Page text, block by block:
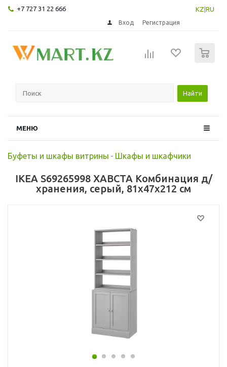
+7 727 31 22 666 KZ RU
Вход Регистрация
Найти
МЕНЮ
Буфеты и шкафы витрины - Шкафы и шкафчики
IKEA S69265998 ХАВСТА Комбинация д/
хранения, серый, 81x47x212 см